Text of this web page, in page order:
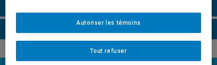
Tout refuser
Autoriser les témoins